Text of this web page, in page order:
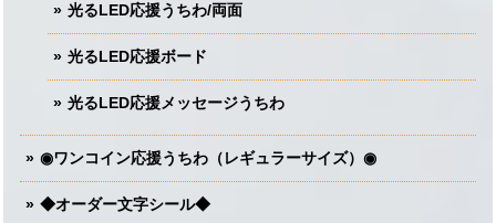
光るLED応援うちわ/両面
光るLED応援ボード
光るLED応援メッセージうちわ
◉ワンコイン応援うちわ（レギュラーサイズ）◉
◆オーダー文字シール◆